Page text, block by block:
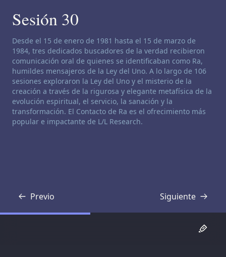
Sesión 30
Descargo de responsabilidad de canalización:
Desde el 15 de enero de 1981 hasta el 15 de marzo de
1984, tres dedicados buscadores de la verdad recibieron
comunicación oral de quienes se identificaban como Ra,
humildes mensajeros de la Ley del Uno. A lo largo de 106
sesiones exploraron la Ley del Uno y el misterio de la
creación a través de la rigurosa y elegante metafísica de la
evolución espiritual, el servicio, la sanación y la
transformación. El Contacto de Ra es el ofrecimiento más
popular e impactante de L/L Research.
Previo
Transcripción Siguiente
Transcripción